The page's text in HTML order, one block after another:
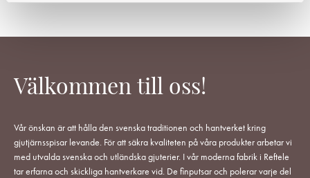
Välkommen till oss!
Vår önskan är att hålla den svenska traditionen och hantverket kring
gjutjärnsspisar levande. För att säkra kvaliteten på våra produkter arbetar vi
med utvalda svenska och utländska gjuterier. I vår moderna fabrik i Reftele
tar erfarna och skickliga hantverkare vid. De finputsar och polerar varje del